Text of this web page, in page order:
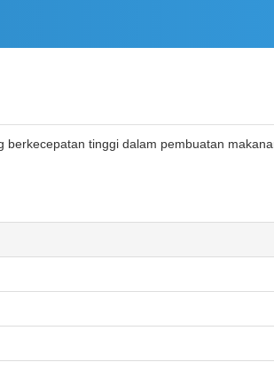
tinggi dalam pembuatan